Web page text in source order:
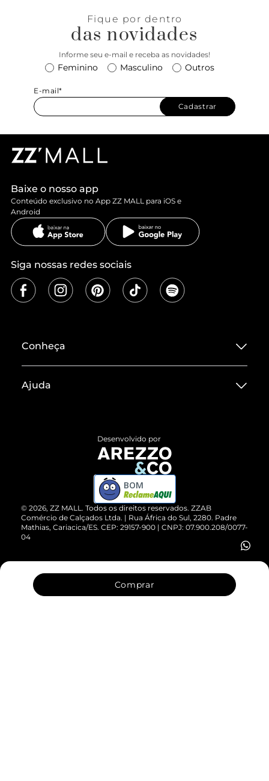
Comprar
Fique por dentro
das novidades
Informe seu e-mail e receba as novidades!
Feminino Masculino Outros
E-mail*
Cadastrar
Baixe o nosso app
Conteúdo exclusivo no App ZZ MALL para iOS e
Android
Siga nossas redes sociais
Conheça
Termos de Uso
ZZ MALL é confiável
Cartão Presente
Vendas Corporativas
Ajuda
Devolução do Produto
Compre pelo WhatsApp
© 2026, ZZ MALL. Todos os direitos reservados. ZZAB
Comércio de Calçados Ltda. | Rua África do Sul, 2280. Padre
Mathias, Cariacica/ES. CEP: 29157-900 | CNPJ: 07.900.208/0077-
04
Desenvolvido por
BOM